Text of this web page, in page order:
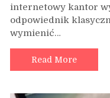
internetowy kantor
odpowiednik
wymienić…
Read More